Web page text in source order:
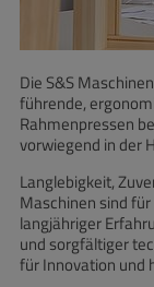
Die S&S
führende,
Rahmenpressen
vorwiegend in der
Langlebigkeit,
Maschinen sind
langjähriger
und sorgfältiger
für Innovation und